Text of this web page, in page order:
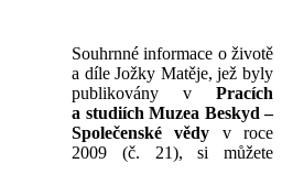
Souhrnné informace o životě
a díle Jožky Matěje, jež byly
publikovány v Pracích
a studiích Muzea Beskyd –
Společenské vědy v roce
2009 (č. 21), si můžete